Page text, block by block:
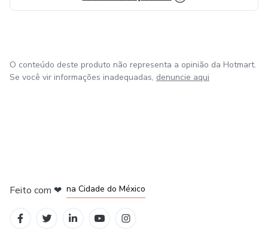
O conteúdo deste produto não representa a opinião da Hotmart.
Se você vir informações inadequadas, denuncie aqui
Feito com ❤ na Cidade do México